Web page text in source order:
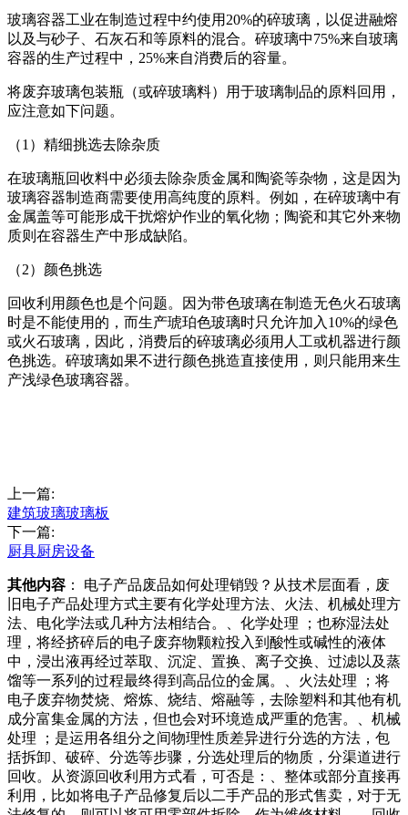
玻璃容器工业在制造过程中约使用20%的碎玻璃，以促进融熔
以及与砂子、石灰石和等原料的混合。碎玻璃中75%来自玻璃
容器的生产过程中，25%来自消费后的容量。
将废弃玻璃包装瓶（或碎玻璃料）用于玻璃制品的原料回用，
应注意如下问题。
（1）精细挑选去除杂质
在玻璃瓶回收料中必须去除杂质金属和陶瓷等杂物，这是因为
玻璃容器制造商需要使用高纯度的原料。例如，在碎玻璃中有
金属盖等可能形成干扰熔炉作业的氧化物；陶瓷和其它外来物
质则在容器生产中形成缺陷。
（2）颜色挑选
回收利用颜色也是个问题。因为带色玻璃在制造无色火石玻璃
时是不能使用的，而生产琥珀色玻璃时只允许加入10%的绿色
或火石玻璃，因此，消费后的碎玻璃必须用人工或机器进行颜
色挑选。碎玻璃如果不进行颜色挑造直接使用，则只能用来生
产浅绿色玻璃容器。
上一篇:
建筑玻璃玻璃板
下一篇:
厨具厨房设备
其他内容 ： 电子产品废品如何处理销毁？从技术层面看，废
旧电子产品处理方式主要有化学处理方法、火法、机械处理方
法、电化学法或几种方法相结合。、化学处理 ；也称湿法处
理，将经挤碎后的电子废弃物颗粒投入到酸性或碱性的液体
中，浸出液再经过萃取、沉淀、置换、离子交换、过滤以及蒸
馏等一系列的过程最终得到高品位的金属。、火法处理 ；将
电子废弃物焚烧、熔炼、烧结、熔融等，去除塑料和其他有机
成分富集金属的方法，但也会对环境造成严重的危害。、机械
处理 ；是运用各组分之间物理性质差异进行分选的方法，包
括拆卸、破碎、分选等步骤，分选处理后的物质，分渠道进行
回收。从资源回收利用方式看，可否是：、整体或部分直接再
利用，比如将电子产品修复后以二手产品的形式售卖，对于无